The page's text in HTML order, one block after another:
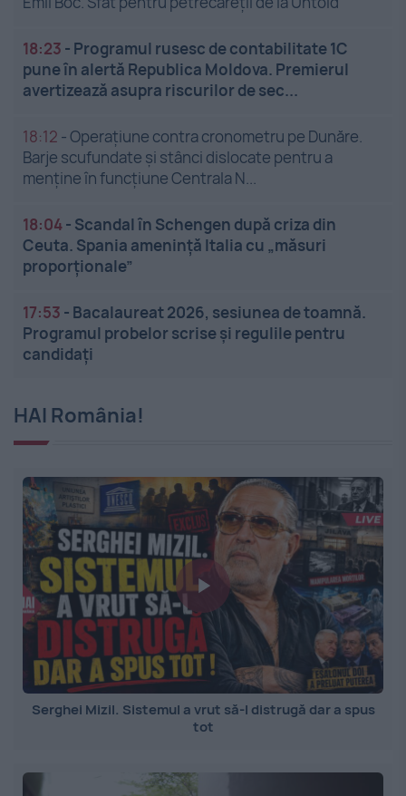
18:23 - Programul rusesc de contabilitate 1C
pune în alertă Republica Moldova. Premierul
avertizează asupra riscurilor de sec...
18:12 -Operațiune contra cronometru pe Dunăre.
Barje scufundate și stânci dislocate pentru a
menține în funcțiune Centrala N...
18:04- Scandal în Schengen după criza din
Ceuta. Spania amenință Italia cu „măsuri
proporționale”
17:53 - Bacalaureat 2026, sesiunea de toamnă.
Programul probelor scrise și regulile pentru
candidați
HAI România!
Serghei Mizil. Sistemul a vrut să-l distrugă dar a spus
tot